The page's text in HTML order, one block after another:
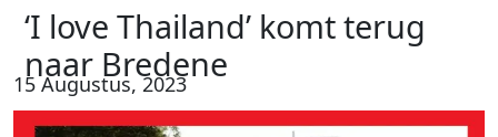
‘I love Thailand’ komt terug
naar Bredene
15 Augustus, 2023